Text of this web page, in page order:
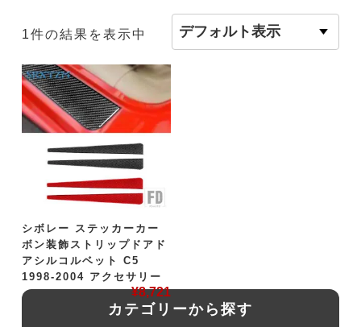
カテゴリーから探す
1件の結果を表示中
シボレー ステッカーカー
ボン装飾ストリップドアド
アシルコルベット C5
1998-2004 アクセサリー
¥8,721